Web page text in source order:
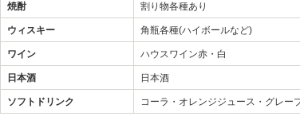
焼酎 割り物各種あり
ウィスキー 角瓶各種(ハイボールなど)
ワイン ハウスワイン赤・白
日本酒 日本酒
ソフトドリンク コーラ・オレンジジュース・グレー